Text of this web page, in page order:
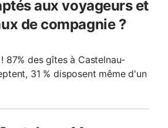
aux voyageurs et
de compagnie ?
87% des gîtes à Castelnau-
31 % disposent même d'un